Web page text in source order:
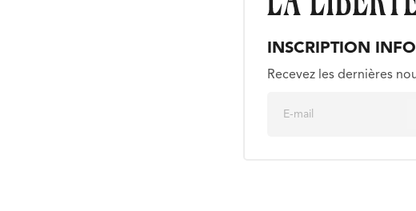
INSCRIPTION
Recevez les dernières